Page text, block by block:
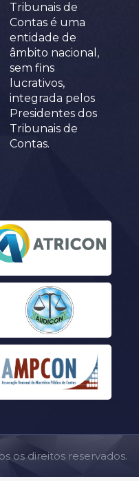
Tribunais de
Contas é uma
entidade de
âmbito nacional,
sem fins
lucrativos,
integrada pelos
Presidentes dos
Tribunais de
Contas.
os direitos reservados.